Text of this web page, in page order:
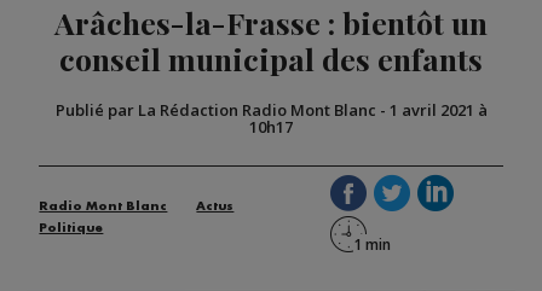
Arâches-la-Frasse : bientôt un
conseil municipal des enfants
Publié par La Rédaction Radio Mont Blanc - 1 avril 2021 à
10h17
Radio Mont Blanc
Actus
Politique